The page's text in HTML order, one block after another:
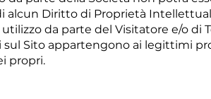
alcun Diritto di Proprietà
da parte del Visitatore e/o di
Sito appartengono ai legittimi
propri.